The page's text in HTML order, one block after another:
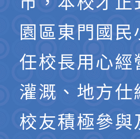
園區東門國
任校長用心
灌溉、地方
校友積極參